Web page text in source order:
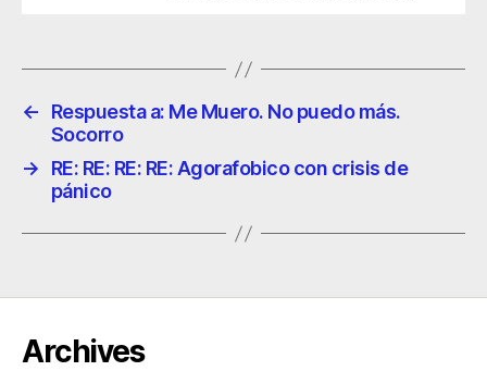
←
Respuesta a: Me Muero. No puedo más.
Socorro
→
RE: RE: RE: RE: Agorafobico con crisis de
pánico
Archives